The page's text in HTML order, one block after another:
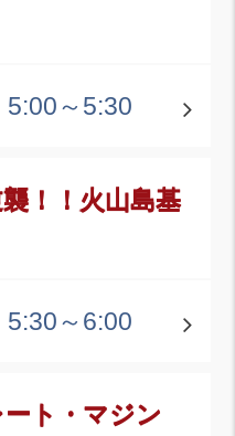
5:00～5:30
！！火山島基
5:30～6:00
ト・マジン